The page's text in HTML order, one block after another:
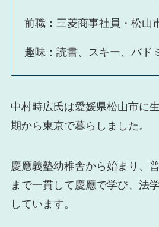
前職：三菱商事社員・松山
趣味：読書、スキー、バド
中村時広氏は愛媛県松山市に
期から東京で暮らしました。
慶應義塾幼稚舎から始まり、
まで一貫して慶應で学び、法
しています。